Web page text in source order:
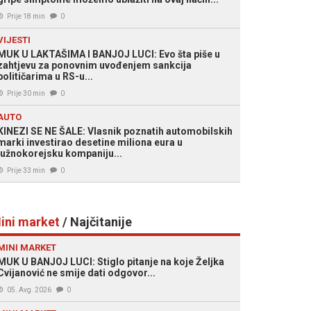
Prije 18 min 0
U LAKTAŠIMA I BANJOJ LUCI: Evo šta piše u
za ponovnim uvođenjem sankcija
u RS-u...
Prije 30 min 0
SE NE ŠALE: Vlasnik poznatih automobilskih
investirao desetine miliona eura u
kompaniju...
Prije 33 min 0
market/ Najčitanije
MARKET
U BANJOJ LUCI: Stiglo pitanje na koje Željka
ne smije dati odgovor...
05. Avg. 2026 0